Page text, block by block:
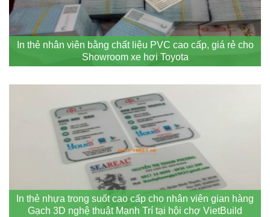
In thẻ nhân viên bằng chất liệu PVC cao cấp, giá rẻ cho
Showroom xe hơi Toyota
In thẻ nhựa trong suốt cao cấp cho nhân viên gian hàng
Gạch 3D nghệ thuật Mạnh Trí tại hội chợ VietBuild